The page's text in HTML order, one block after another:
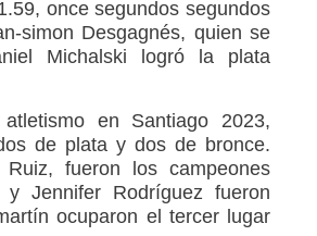
once segundos segundos
simon Desgagnés, quien se
Michalski logró la plata
en Santiago 2023,
de plata y dos de bronce.
fueron los campeones
y Jennifer Rodríguez fueron
ocuparon el tercer lugar